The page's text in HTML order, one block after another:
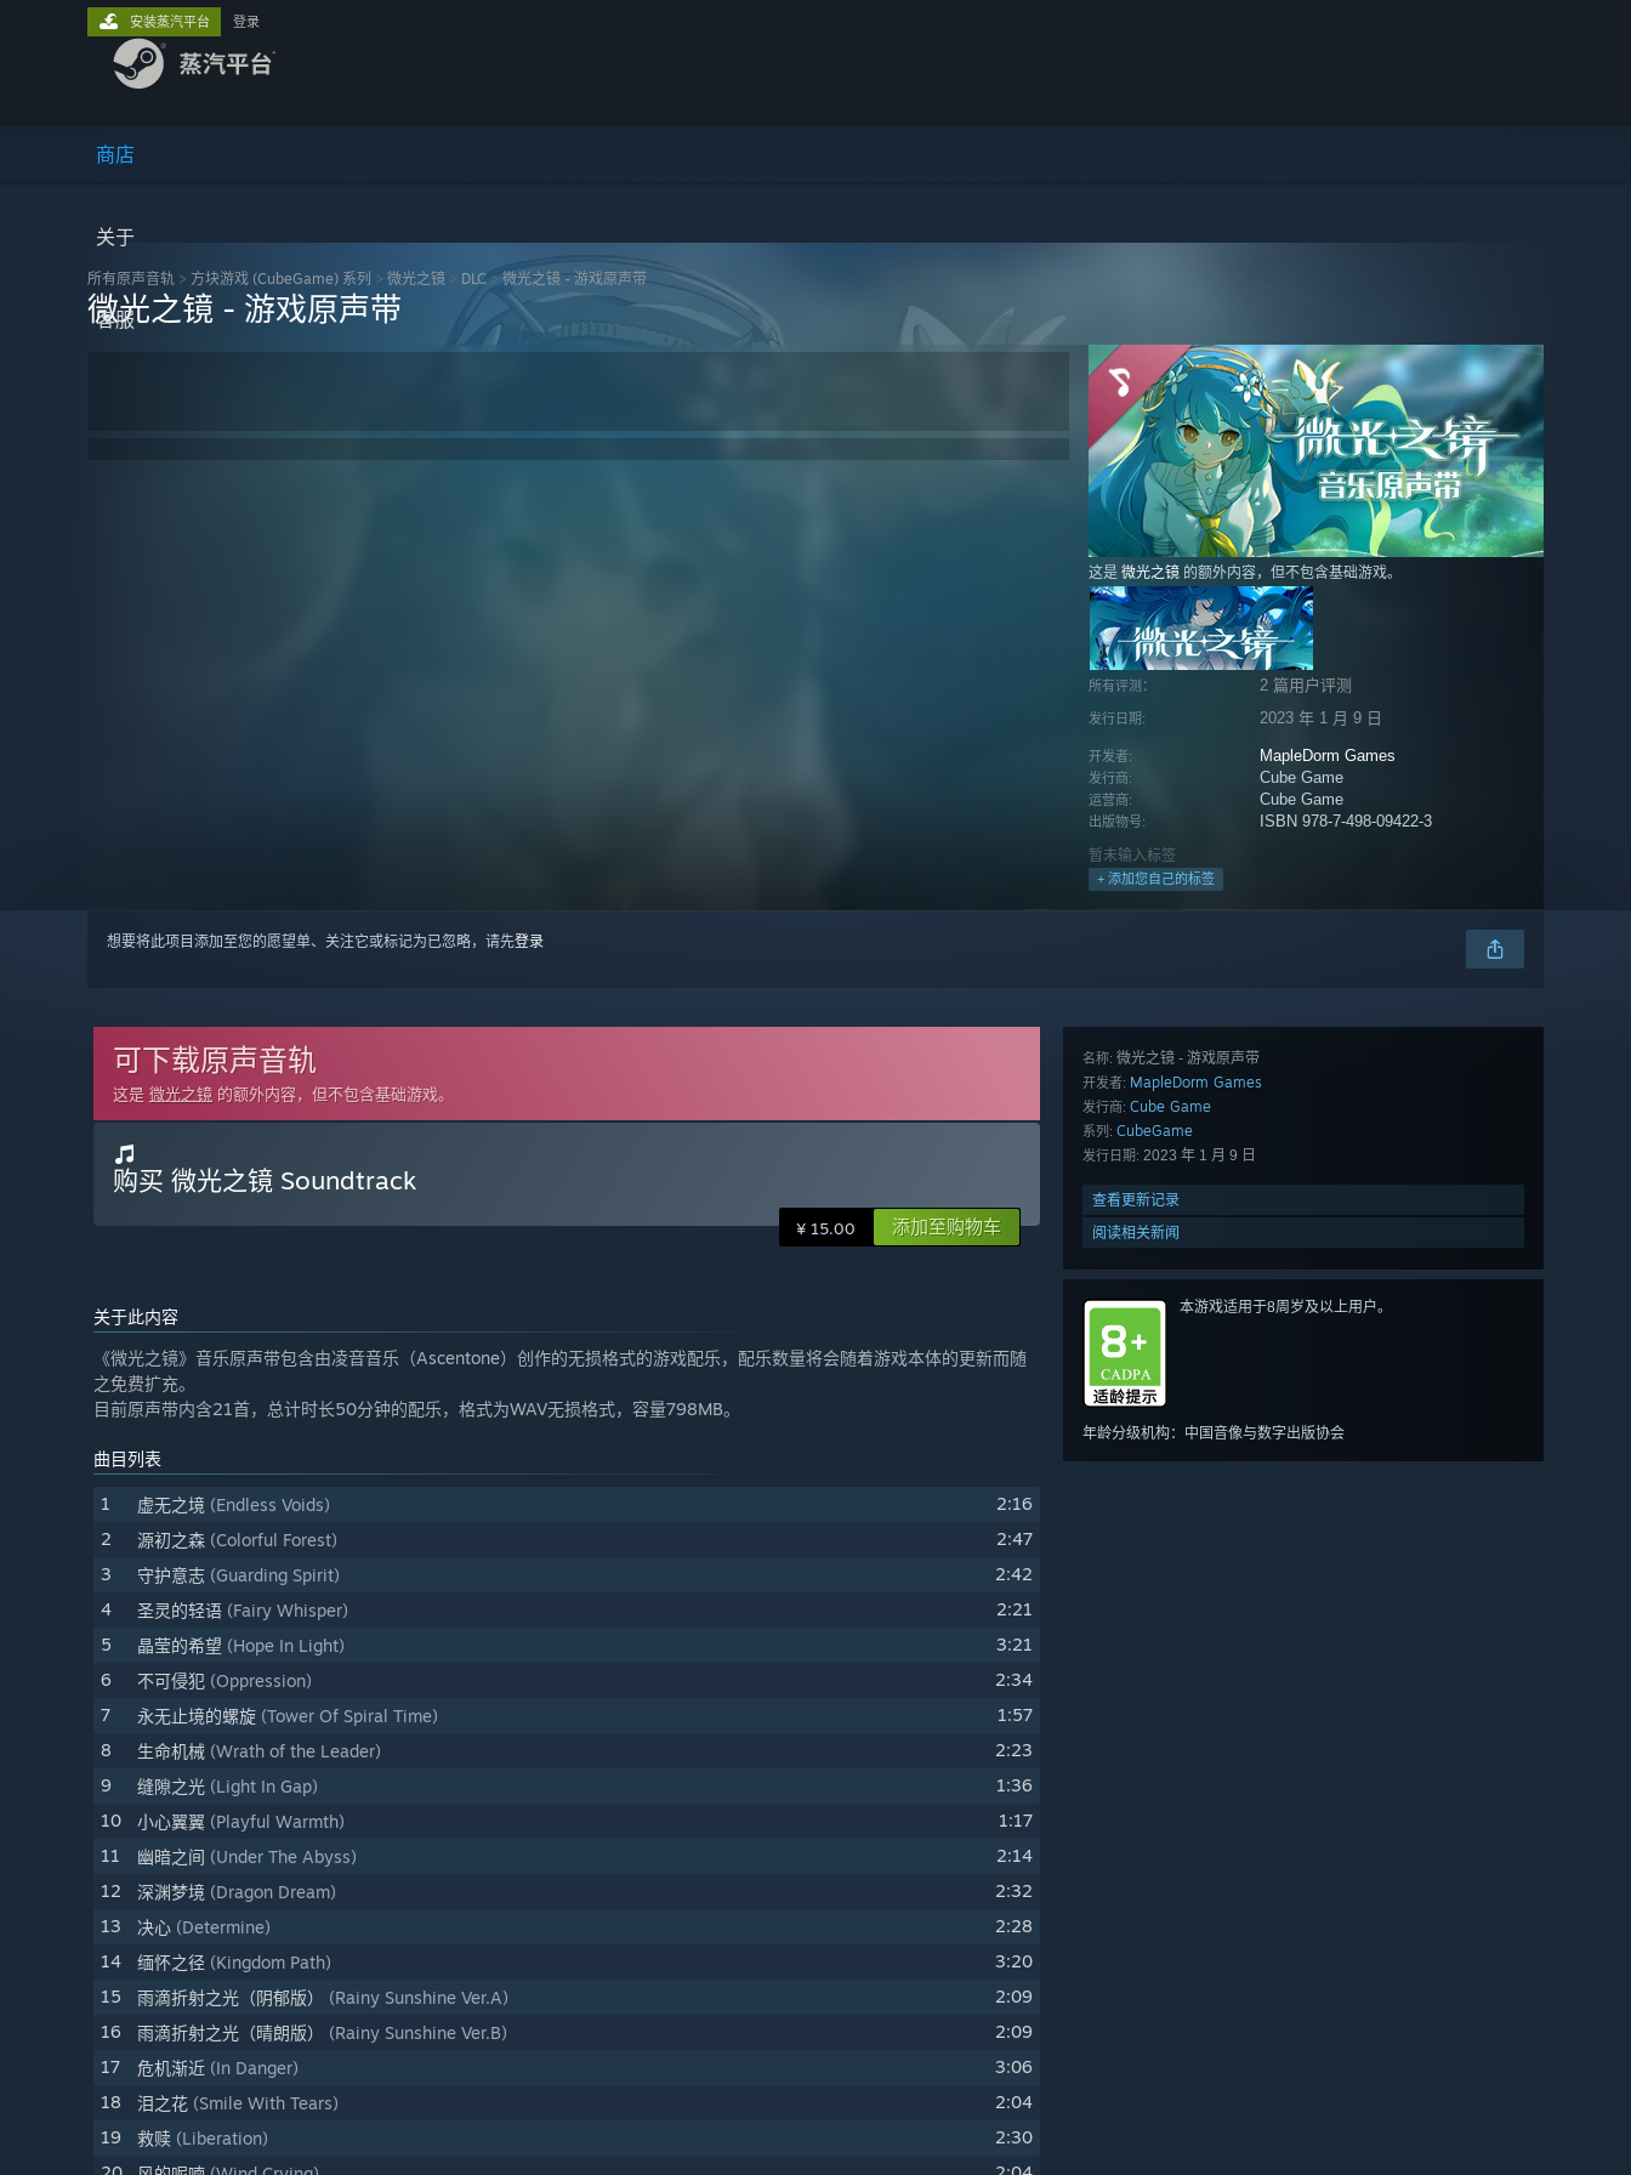
商店
关于
客服
安装蒸汽平台 登录
所有原声音轨 > 方块游戏 (CubeGame) 系列 > 微光之镜 > DLC > 微光之镜 - 游戏原声带
微光之镜 - 游戏原声带
这是 微光之镜 的额外内容，但不包含基础游戏。
所有评测： 2 篇用户评测
发行日期: 2023 年 1 月 9 日
开发者: MapleDorm Games
发行商: Cube Game
运营商: Cube Game
出版物号: ISBN 978-7-498-09422-3
暂未输入标签
+ 添加您自己的标签
想要将此项目添加至您的愿望单、关注它或标记为已忽略，请先登录
名称: 微光之镜 - 游戏原声带
开发者: MapleDorm Games
发行商: Cube Game
系列: CubeGame
发行日期: 2023 年 1 月 9 日
查看更新记录
阅读相关新闻
本游戏适用于8周岁及以上用户。
年龄分级机构：中国音像与数字出版协会
可下载原声音轨
这是 微光之镜 的额外内容，但不包含基础游戏。
购买 微光之镜 Soundtrack
¥ 15.00 添加至购物车
关于此内容
《微光之镜》音乐原声带包含由凌音音乐（Ascentone）创作的无损格式的游戏配乐，配乐数量将会随着游戏本体的更新而随
之免费扩充。
目前原声带内含21首，总计时长50分钟的配乐，格式为WAV无损格式，容量798MB。
曲目列表
1 虚无之境 (Endless Voids)
2:16
2
源初之森 (Colorful Forest)
2:47
3
守护意志 (Guarding Spirit)
2:42
4
圣灵的轻语 (Fairy Whisper)
2:21
5
晶莹的希望 (Hope In Light)
3:21
6
不可侵犯 (Oppression)
2:34
7
永无止境的螺旋 (Tower Of Spiral Time)
1:57
8
生命机械 (Wrath of the Leader)
2:23
9
缝隙之光 (Light In Gap)
1:36
10
小心翼翼 (Playful Warmth)
1:17
11
幽暗之间 (Under The Abyss)
2:14
12
深渊梦境 (Dragon Dream)
2:32
13
决心 (Determine)
2:28
14
缅怀之径 (Kingdom Path)
3:20
15
雨滴折射之光（阴郁版） (Rainy Sunshine Ver.A)
2:09
16
雨滴折射之光（晴朗版） (Rainy Sunshine Ver.B)
2:09
17
危机渐近 (In Danger)
3:06
18
泪之花 (Smile With Tears)
2:04
19
救赎 (Liberation)
2:30